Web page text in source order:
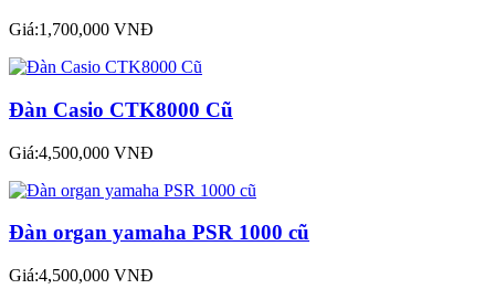
Giá:1,700,000 VNĐ
Đàn Casio CTK8000 Cũ
Giá:4,500,000 VNĐ
Đàn organ yamaha PSR 1000 cũ
Giá:4,500,000 VNĐ